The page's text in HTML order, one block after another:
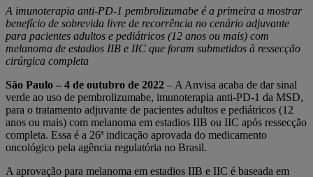
A imunoterapia anti-PD-1 pembrolizumabe é a primeira a mostrar
benefício de sobrevida livre de recorrência no cenário adjuvante
para pacientes adultos e pediátricos (12 anos ou mais) com
melanoma de estadios IIB e IIC que foram submetidos à ressecção
cirúrgica completa
São Paulo – 4 de outubro de 2022 – A Anvisa acaba de dar sinal
verde ao uso de pembrolizumabe, imunoterapia anti-PD-1 da MSD,
para o tratamento adjuvante de pacientes adultos e pediátricos (12
anos ou mais) com melanoma em estadios IIB ou IIC após ressecção
completa. Essa é a 26ª indicação aprovada do medicamento
oncológico pela agência regulatória no Brasil.
A aprovação para melanoma em estadios IIB e IIC é baseada em